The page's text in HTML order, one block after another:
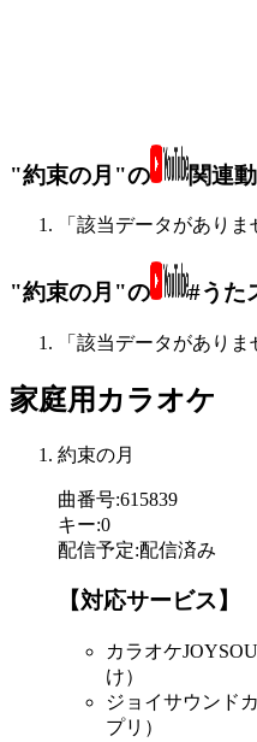
"約束の月"の 関連
「該当データがありま
"約束の月"の #うた
「該当データがありま
家庭用カラオケ
約束の月
曲番号:615839
キー:0
配信予定:配信済み
【対応サービス】
カラオケ
け）
ジョイサウンド
プリ）